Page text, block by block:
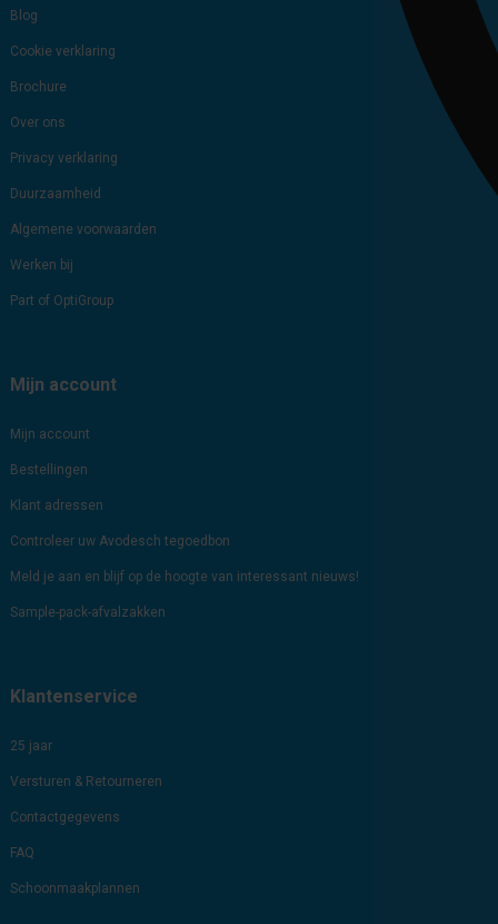
Blog
Cookie verklaring
Brochure
Over ons
Privacy verklaring
Duurzaamheid
Algemene voorwaarden
Werken bij
Part of OptiGroup
Mijn account
Mijn account
Bestellingen
Klant adressen
Controleer uw Avodesch tegoedbon
Meld je aan en blijf op de hoogte van interessant nieuws!
Sample-pack-afvalzakken
Klantenservice
25 jaar
Versturen & Retourneren
Contactgegevens
FAQ
Schoonmaakplannen